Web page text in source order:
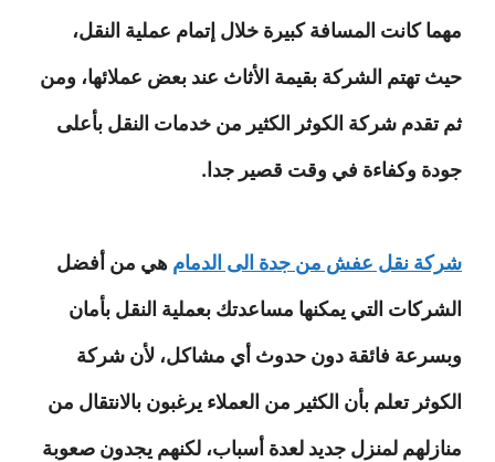
مهما كانت المسافة كبيرة خلال إتمام عملية النقل،
حيث تهتم الشركة بقيمة الأثاث عند بعض عملائها، ومن
ثم تقدم شركة الكوثر الكثير من خدمات النقل بأعلى
جودة وكفاءة في وقت قصير جدا.
شركة نقل عفش من جدة الى الدمام هي من أفضل
الشركات التي يمكنها مساعدتك بعملية النقل بأمان
وبسرعة فائقة دون حدوث أي مشاكل، لأن شركة
الكوثر تعلم بأن الكثير من العملاء يرغبون بالانتقال من
منازلهم لمنزل جديد لعدة أسباب، لكنهم يجدون صعوبة